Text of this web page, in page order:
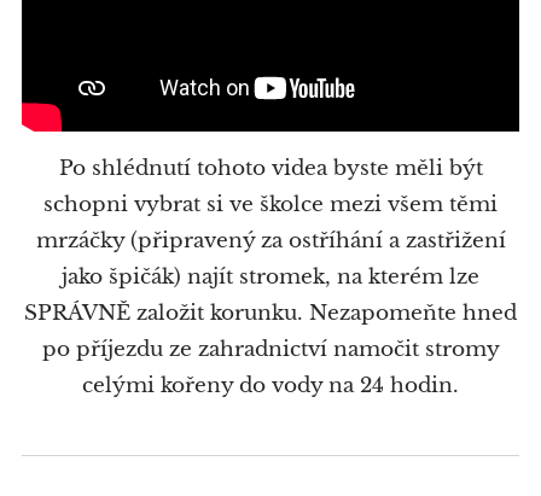
Po shlédnutí tohoto videa byste měli být
schopni vybrat si ve školce mezi všem těmi
mrzáčky (připravený za ostříhání a zastřižení
jako špičák) najít stromek, na kterém lze
SPRÁVNĚ založit korunku. Nezapomeňte hned
po příjezdu ze zahradnictví namočit stromy
celými kořeny do vody na 24 hodin.